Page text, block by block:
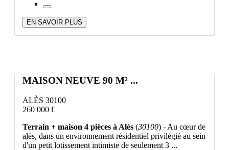
EN SAVOIR PLUS
MAISON NEUVE 90 M² ...
ALÈS 30100
260 000 €
Terrain + maison 4 pièces à Alès (30100) - Au cœur de
alès, dans un environnement résidentiel privilégié au sein
d'un petit lotissement intimiste de seulement 3 ...